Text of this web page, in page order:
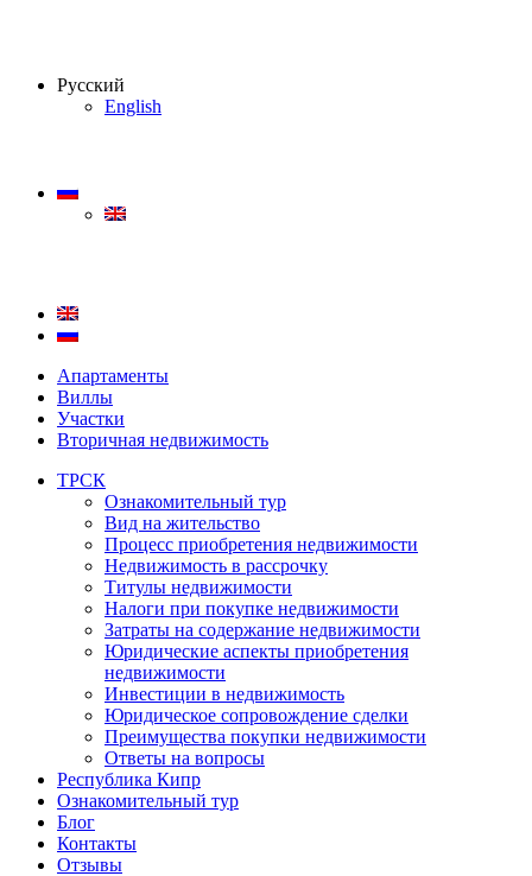
Русский
English
Апартаменты
Виллы
Участки
Вторичная недвижимость
ТРСК
Ознакомительный тур
Вид на жительство
Процесс приобретения недвижимости
Недвижимость в рассрочку
Титулы недвижимости
Налоги при покупке недвижимости
Затраты на содержание недвижимости
Юридические аспекты приобретения
недвижимости
Инвестиции в недвижимость
Юридическое сопровождение сделки
Преимущества покупки недвижимости
Ответы на вопросы
Республика Кипр
Ознакомительный тур
Блог
Контакты
Отзывы